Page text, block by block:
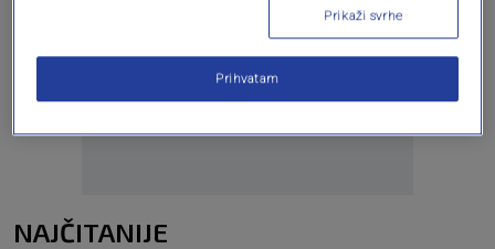
Oglas
NAJČITANIJE
Prikaži svrhe
Prihvatam